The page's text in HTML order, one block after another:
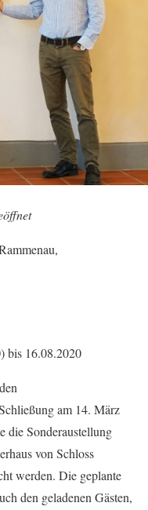
bis 16.08.2020
am 14. März
die Sonderaustellung
von Schloss
werden. Die geplante
den geladenen Gästen,